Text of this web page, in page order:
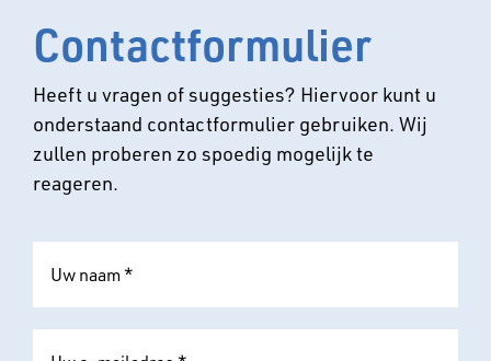
Contactformulier
Heeft u vragen of suggesties? Hiervoor kunt u
onderstaand contactformulier gebruiken. Wij
zullen proberen zo spoedig mogelijk te
reageren.